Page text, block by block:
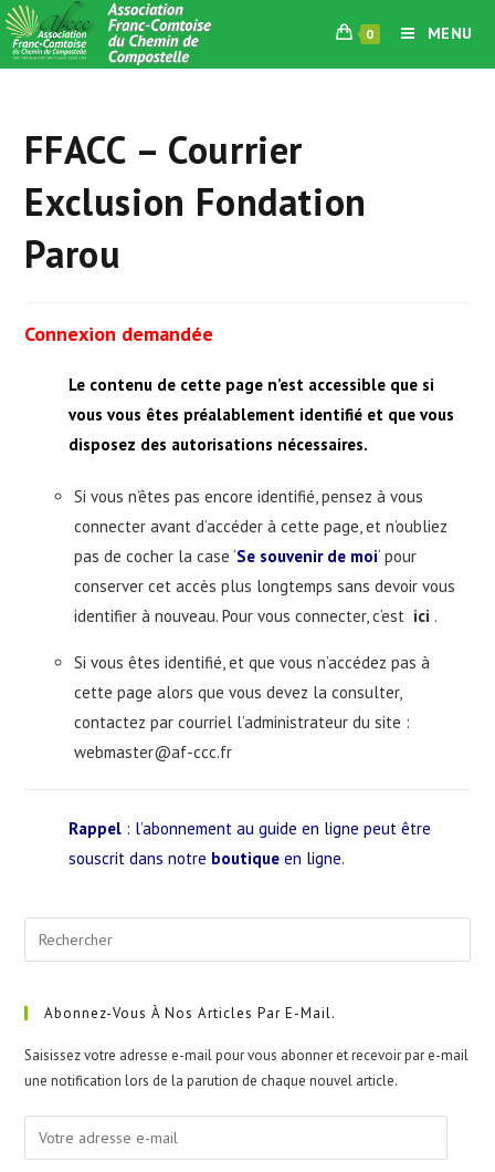
Skip
to
content
0 MENU
FFACC – Courrier
Exclusion Fondation
Parou
Connexion demandée
Le contenu de cette page n’est accessible que si
vous vous êtes préalablement identifié et que vous
disposez des autorisations nécessaires.
Si vous n’êtes pas encore identifié, pensez à vous
connecter avant d’accéder à cette page, et n’oubliez
pas de cocher la case ‘Se souvenir de moi‘ pour
conserver cet accès plus longtemps sans devoir vous
identifier à nouveau. Pour vous connecter, c’est ici .
Si vous êtes identifié, et que vous n’accédez pas à
cette page alors que vous devez la consulter,
contactez par courriel l’administrateur du site :
webmaster@af-ccc.fr
Rappel : l’abonnement au guide en ligne peut être
souscrit dans notre boutique en ligne.
Abonnez-Vous À Nos Articles Par E-Mail.
Saisissez votre adresse e-mail pour vous abonner et recevoir par e-mail
une notification lors de la parution de chaque nouvel article.
Votre
adresse